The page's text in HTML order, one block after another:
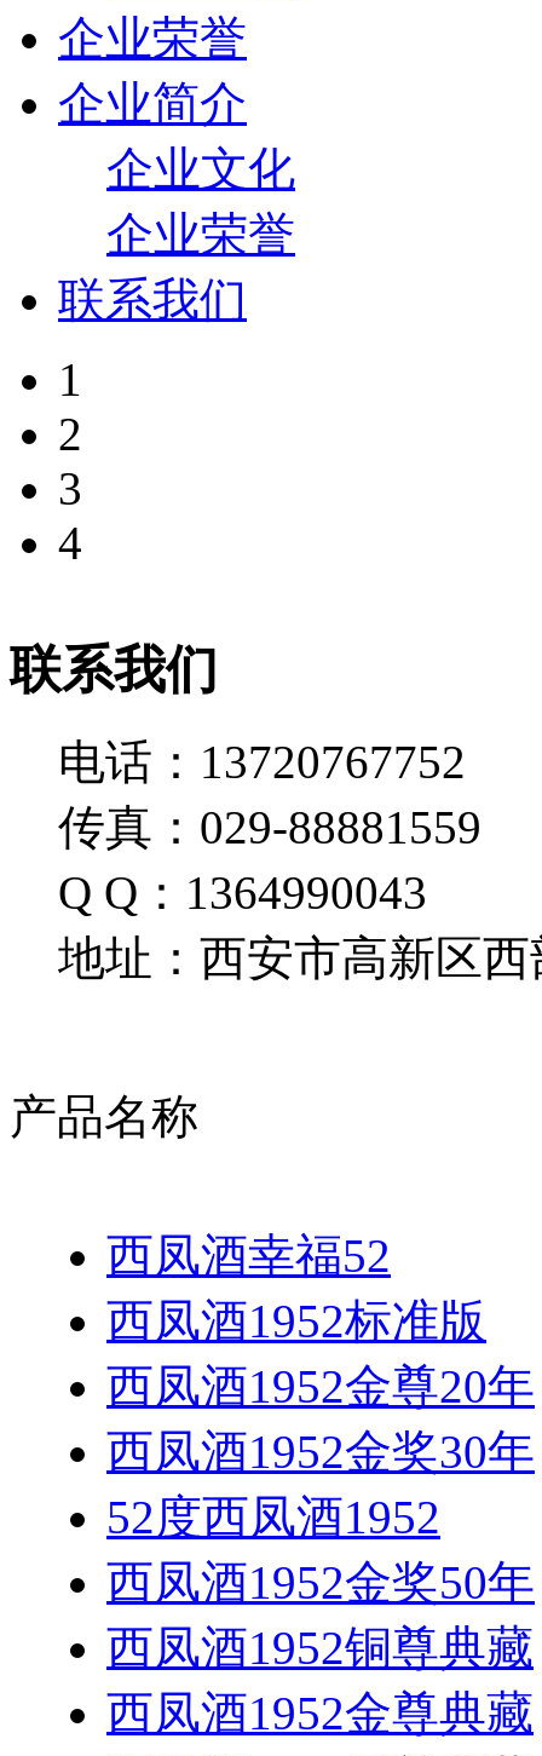
企业荣誉
企业简介
企业文化
企业荣誉
联系我们
1
2
3
4
联系我们
电话：13720767752
传真：029-88881559
Q Q：1364990043
地址：西安市高新区西
产品名称
西凤酒幸福52
西凤酒1952标准版
西凤酒1952金尊20年
西凤酒1952金奖30年
52度西凤酒1952
西凤酒1952金奖50年
西凤酒1952铜尊典藏
西凤酒1952金尊典藏